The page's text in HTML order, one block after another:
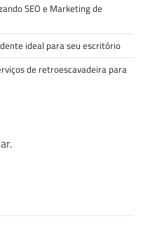
SEO e Marketing de
ideal para seu escritório
de retroescavadeira para